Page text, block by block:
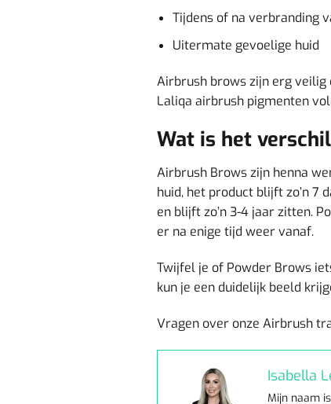
Tijdens of na verbranding
Uitermate gevoelige huid
Airbrush brows zijn erg veilig
Laliqa airbrush pigmenten
Wat is het
Airbrush Brows zijn henna
huid, het product blijft zo’n 7
en blijft zo’n 3-4 jaar zitten.
er na enige tijd weer vanaf.
Twijfel je of Powder Brows
kun je een duidelijk beeld
Vragen over onze Airbrush
Isabella
Mijn naam